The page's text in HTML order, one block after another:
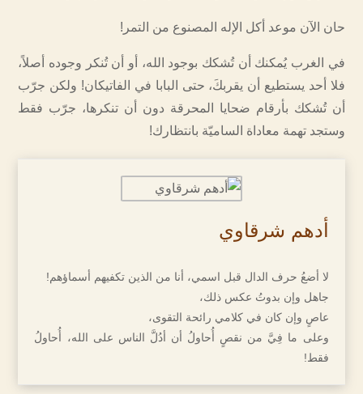
‏حان الآن موعد أكل الإله المصنوع من التمر!
في الغرب يُمكنك أن تُشكك بوجود الله، أو أن تُنكر وجوده أصلاً،
فلا أحد يستطيع أن يقربكَ، حتى البابا في الفاتيكان! ولكن جرّب
أن تُشكك بأرقام ضحايا المحرقة دون أن تنكرها، جرّب فقط
وستجد تهمة معاداة الساميّة بانتظارك!
أدهم شرقاوي
لا أضعُ حرف الدال قبل اسمي، أنا من الذين تكفيهم أسماؤهم!
جاهل وإن بدوتُ عكس ذلك،
عاصٍ وإن كان في كلامي رائحة التقوى،
وعلى ما فِيَّ من نقصٍ أُحاولُ أن أدُلَّ الناس على الله، أُحاولُ
فقط!